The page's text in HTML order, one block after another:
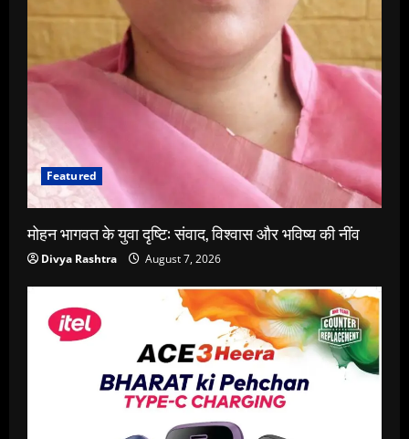
Featured
मोहन भागवत के युवा दृष्टि: संवाद, विश्वास और भविष्य की नींव
Divya Rashtra August 7, 2026